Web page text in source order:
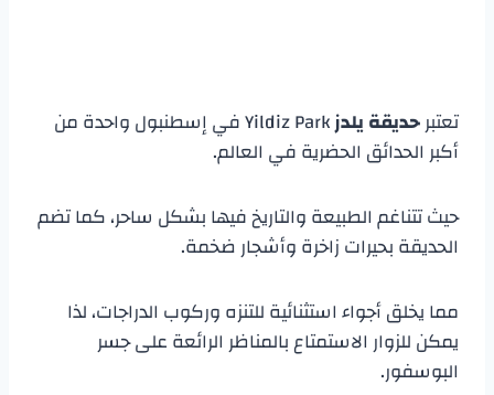
تعتبرحديقة يلدز
Yildiz Park في إسطنبول واحدة من
أكبر الحدائق الحضرية في العالم.
حيث تتناغم الطبيعة والتاريخ فيها بشكل ساحر، كما تضم
الحديقة بحيرات زاخرة وأشجار ضخمة.
مما يخلق أجواء استثنائية للتنزه وركوب الدراجات، لذا
يمكن للزوار الاستمتاع بالمناظر الرائعة على جسر
البوسفور.